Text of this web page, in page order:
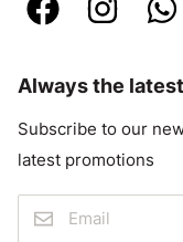
Always the
Subscribe to our
latest promotions